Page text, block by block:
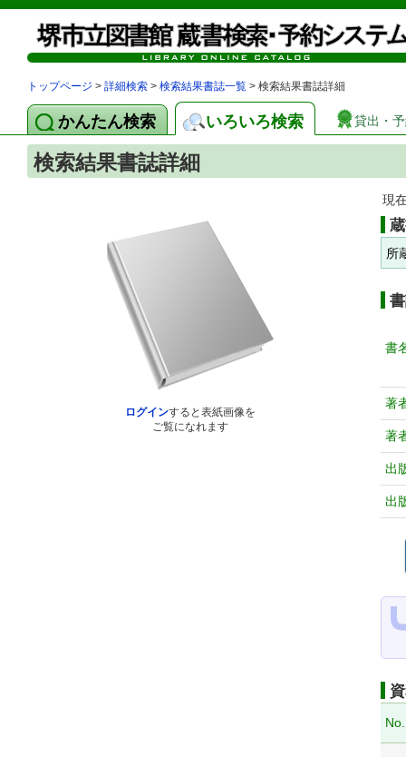
トップページ > 詳細検索 > 検索結果書誌一覧 > 検索結果書誌詳細
かんたん検索 いろいろ検索 貸出・
検索結果書誌詳細
ログインすると表紙画像を
ご覧になれます
現
所
書
著
著
出
出
No.